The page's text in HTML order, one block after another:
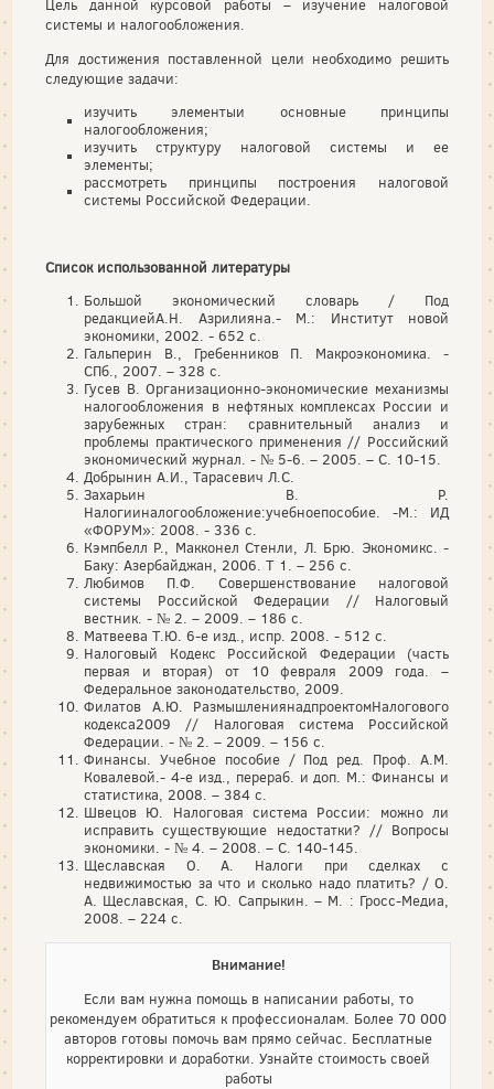
Цель данной курсовой работы – изучение налоговой
системы и налогообложения.
Для достижения поставленной цели необходимо решить
следующие задачи:
изучить элементыи основные принципы
налогообложения;
изучить структуру налоговой системы и ее
элементы;
рассмотреть принципы построения налоговой
системы Российской Федерации.
Список использованной литературы
Большой экономический словарь / Под
редакциейА.Н. Азрилияна.- М.: Институт новой
экономики, 2002. - 652 с.
Гальперин В., Гребенников П. Макроэкономика. -
СПб., 2007. – 328 с.
Гусев В. Организационно-экономические механизмы
налогообложения в нефтяных комплексах России и
зарубежных стран: сравнительный анализ и
проблемы практического применения // Российский
экономический журнал. - № 5-6. – 2005. – С. 10-15.
Добрынин А.И., Тарасевич Л.С.
Захарьин В. Р.
Налогииналогообложение:учебноепособие. -М.: ИД
«ФОРУМ»: 2008. - 336 с.
Кэмпбелл Р., Макконел Стенли, Л. Брю. Экономикс. -
Баку: Азербайджан, 2006. Т 1. – 256 с.
Любимов П.Ф. Совершенствование налоговой
системы Российской Федерации // Налоговый
вестник. - № 2. – 2009. – 186 с.
Матвеева Т.Ю. 6-е изд., испр. 2008. - 512 с.
Налоговый Кодекс Российской Федерации (часть
первая и вторая) от 10 февраля 2009 года. –
Федеральное законодательство, 2009.
Филатов А.Ю. РазмышлениянадпроектомНалогового
кодекса2009 // Налоговая система Российской
Федерации. - № 2. – 2009. – 156 с.
Финансы. Учебное пособие / Под ред. Проф. А.М.
Ковалевой.- 4-е изд., перераб. и доп. М.: Финансы и
статистика, 2008. – 384 с.
Швецов Ю. Налоговая система России: можно ли
исправить существующие недостатки? // Вопросы
экономики. - № 4. – 2008. – С. 140-145.
Щеславская О. А. Налоги при сделках с
недвижимостью за что и сколько надо платить? / О.
А. Щеславская, С. Ю. Сапрыкин. – М. : Гросс-Медиа,
2008. – 224 с.
Внимание!
Если вам нужна помощь в написании работы, то
рекомендуем обратиться к профессионалам. Более 70 000
авторов готовы помочь вам прямо сейчас. Бесплатные
корректировки и доработки. Узнайте стоимость своей
работы